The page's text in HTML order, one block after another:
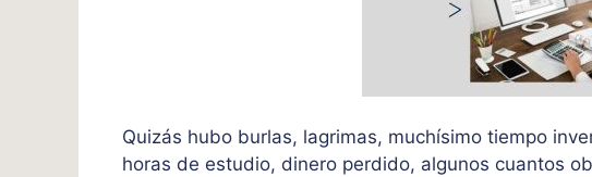
Quizás hubo burlas, lagrimas, muchísimo tiempo
horas de estudio, dinero perdido, algunos cuantos